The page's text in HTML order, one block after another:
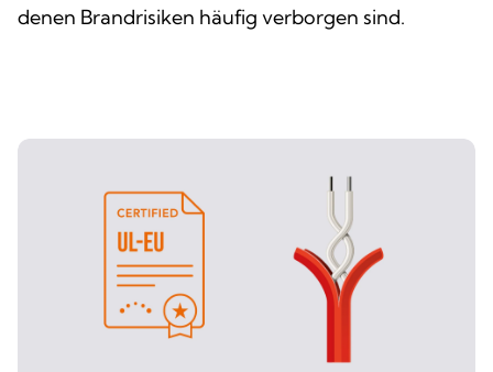
denen Brandrisiken häufig verborgen sind.